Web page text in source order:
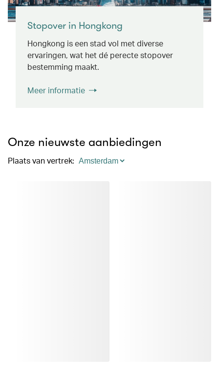
Stopover in Hongkong
Hongkong is een stad vol met diverse
ervaringen, wat het dé perecte stopover
bestemming maakt.
Meer informatie
Onze nieuwste aanbiedingen
Plaats van vertrek: